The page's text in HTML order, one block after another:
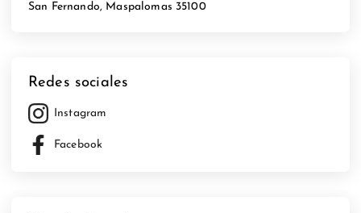
San Fernando, Maspalomas 35100
Redes sociales
Instagram
Facebook